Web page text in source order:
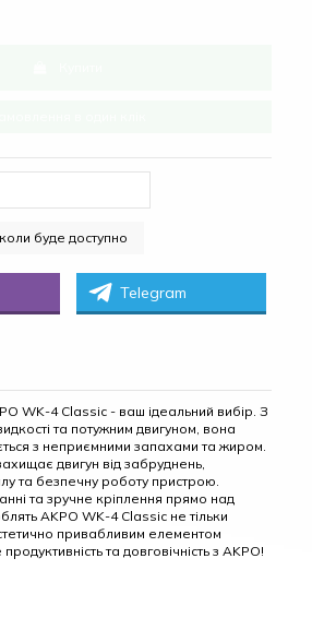
Telegram
WK-4 Classic - ваш ідеальний вибір. З
та потужним двигуном, вона
з неприємними запахами та жиром.
двигун від забруднень,
та безпечну роботу пристрою.
та зручне кріплення прямо над
AKPO WK-4 Classic не тільки
привабливим елементом
та довговічність з AKPO!